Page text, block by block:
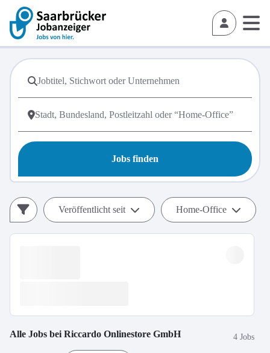
Jobs finden
Veröffentlicht seit Home-Office
Alle Jobs bei Riccardo Onlinestore GmbH 4 Jobs